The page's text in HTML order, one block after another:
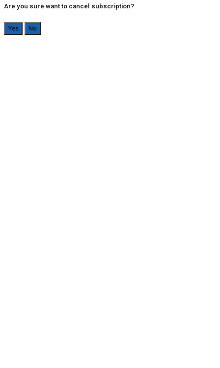
Are you sure want to cancel subscription?
Yes No